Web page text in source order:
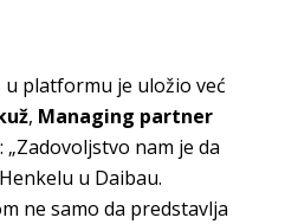
platformu je uložio već
, Managing partner
„Zadovoljstvo nam je da
u Daibau.
ne samo da predstavlja